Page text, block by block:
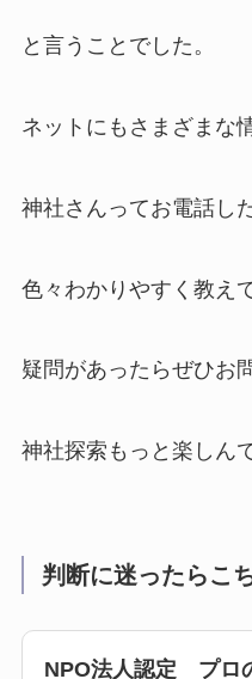
と言うことでした。
ネットにもさまざまな
神社さんってお電話し
色々わかりやすく教え
疑問があったらぜひお
神社探索もっと楽しん
判断に迷ったらこ
NPO法人認定 プロ